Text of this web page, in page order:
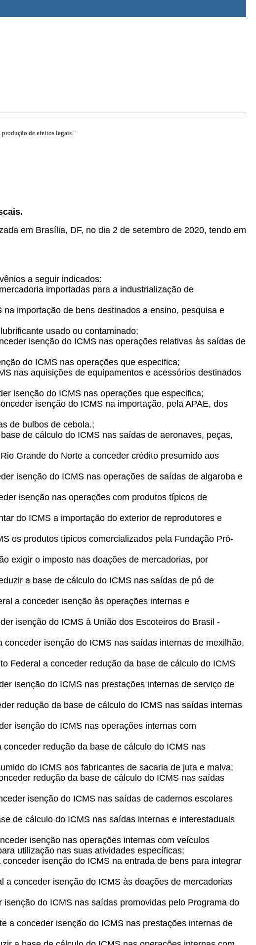
de efeitos legais."
em Brasília, DF, no dia 2 de setembro de 2020, tendo em
a seguir indicados:
importadas para a industrialização de
importação de bens destinados a ensino, pesquisa e
usado ou contaminado;
isenção do ICMS nas operações relativas às saídas de
do ICMS nas operações que especifica;
nas aquisições de equipamentos e acessórios destinados
isenção do ICMS nas operações que especifica;
isenção do ICMS na importação, pela APAE, dos
de bulbos de cebola.;
de cálculo do ICMS nas saídas de aeronaves, peças,
Grande do Norte a conceder crédito presumido aos
isenção do ICMS nas operações de saídas de algaroba e
isenção nas operações com produtos típicos de
do ICMS a importação do exterior de reprodutores e
os produtos típicos comercializados pela Fundação Pró-
exigir o imposto nas doações de mercadorias, por
a base de cálculo do ICMS nas saídas de pó de
a conceder isenção às operações internas e
isenção do ICMS à União dos Escoteiros do Brasil -
isenção do ICMS nas saídas internas de mexilhão,
Federal a conceder redução da base de cálculo do ICMS
isenção do ICMS nas prestações internas de serviço de
redução da base de cálculo do ICMS nas saídas internas
isenção do ICMS nas operações internas com
redução da base de cálculo do ICMS nas
do ICMS aos fabricantes de sacaria de juta e malva;
redução da base de cálculo do ICMS nas saídas
isenção do ICMS nas saídas de cadernos escolares
de cálculo do ICMS nas saídas internas e interestaduais
isenção nas operações internas com veículos
utilização nas suas atividades específicas;
isenção do ICMS na entrada de bens para integrar
conceder isenção do ICMS às doações de mercadorias
do ICMS nas saídas promovidas pelo Programa do
a conceder isenção do ICMS nas prestações internas de